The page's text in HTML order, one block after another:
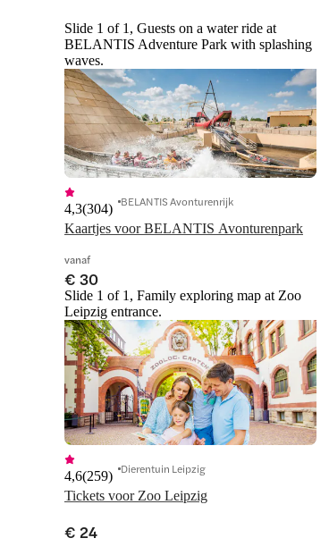
Slide 1 of 1, Guests on a water ride at
BELANTIS Adventure Park with splashing
waves.
Kaartjes voor BELANTIS Avonturenpark
4,3(304) BELANTIS Avonturenrijk
vanaf
€ 30
Slide 1 of 1, Family exploring map at Zoo
Leipzig entrance.
Tickets voor Zoo Leipzig
4,6(259) Dierentuin Leipzig
€ 24